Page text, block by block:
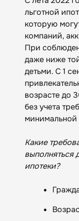
льготной
которую
компаний,
При
даже ниже
детьми. С 1
возрасте до
без учета
минимальной
Какие
выполняться
ипотеки?